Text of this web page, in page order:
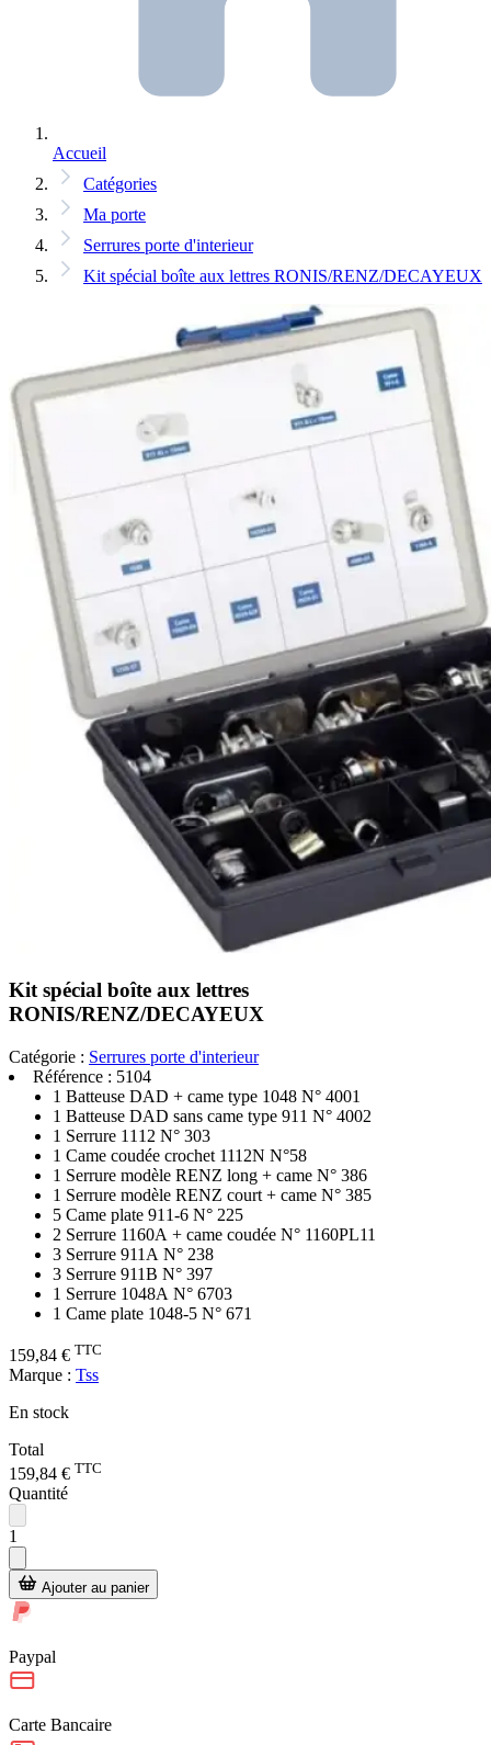
Accueil
Catégories
Ma porte
Serrures porte d'interieur
Kit spécial boîte aux lettres RONIS/RENZ/DECAYEUX
Kit spécial boîte aux lettres
RONIS/RENZ/DECAYEUX
Catégorie : Serrures porte d'interieur
Référence : 5104
1 Batteuse DAD + came type 1048 N° 4001
1 Batteuse DAD sans came type 911 N° 4002
1 Serrure 1112 N° 303
1 Came coudée crochet 1112N N°58
1 Serrure modèle RENZ long + came N° 386
1 Serrure modèle RENZ court + came N° 385
5 Came plate 911-6 N° 225
2 Serrure 1160A + came coudée N° 1160PL11
3 Serrure 911A N° 238
3 Serrure 911B N° 397
1 Serrure 1048A N° 6703
1 Came plate 1048-5 N° 671
159,84 € TTC
Marque : Tss
En stock
Total
159,84 € TTC
Quantité
1
Ajouter au panier
Paypal
Carte Bancaire